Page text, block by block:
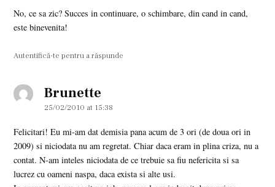
No, ce sa zic? Succes in continuare, o schimbare, din cand in cand,
este binevenita!
Autentifică-te pentru a răspunde
Brunettesays:
25/02/2010 at 15:38
Felicitari! Eu mi-am dat demisia pana acum de 3 ori (de doua ori in
2009) si niciodata nu am regretat. Chiar daca eram in plina criza, nu a
contat. N-am inteles niciodata de ce trebuie sa fiu nefericita si sa
lucrez cu oameni naspa, daca exista si alte usi.